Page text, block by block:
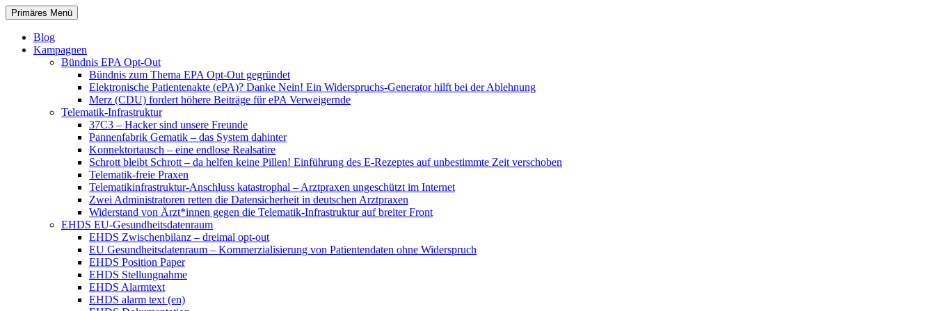
Zum
Inhalt
springen
patientenrechte-datenschutz.de
Suchen
Primäres Menü
Blog
Kampagnen
Bündnis EPA Opt-Out
Bündnis zum Thema EPA Opt-Out gegründet
Elektronische Patientenakte (ePA)? Danke Nein! Ein Widerspruchs-Generator hilft bei der Ablehnung
Merz (CDU) fordert höhere Beiträge für ePA Verweigernde
Telematik-Infrastruktur
37C3 – Hacker sind unsere Freunde
Pannenfabrik Gematik – das System dahinter
Konnektortausch – eine endlose Realsatire
Schrott bleibt Schrott – da helfen keine Pillen! Einführung des E-Rezeptes auf unbestimmte Zeit verschoben
Telematik-freie Praxen
Telematikinfrastruktur-Anschluss katastrophal – Arztpraxen ungeschützt im Internet
Zwei Administratoren retten die Datensicherheit in deutschen Arztpraxen
Widerstand von Ärzt*innen gegen die Telematik-Infrastruktur auf breiter Front
EHDS EU-Gesundheitsdatenraum
EHDS Zwischenbilanz – dreimal opt-out
EU Gesundheitsdatenraum – Kommerzialisierung von Patientendaten ohne Widerspruch
EHDS Position Paper
EHDS Stellungnahme
EHDS Alarmtext
EHDS alarm text (en)